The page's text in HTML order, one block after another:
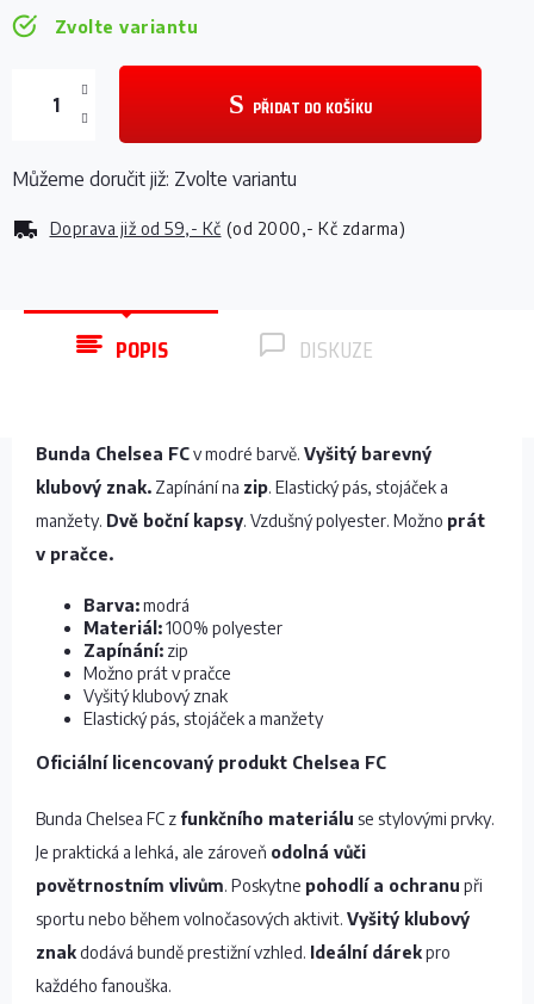
Zvolte variantu
Doprava již od 59,- Kč (od 2000,- Kč zdarma)
PŘIDAT DO KOŠÍKU
Můžeme doručit již: Zvolte variantu
POPIS DISKUZE
Bunda Chelsea FCv modré barvě. Vyšitý barevný
klubový znak. Zapínání na zip. Elastický pás, stojáček a
manžety. Dvě boční kapsy. Vzdušný polyester. Možno prát
v pračce.
Barva:modrá
Materiál:100% polyester
Zapínání: zip
Možno prát v pračce
Vyšitý klubový znak
Elastický pás, stojáček a manžety
Oficiální licencovaný produkt Chelsea FC
Bunda Chelsea FC z funkčního materiálu se stylovými prvky.
Je praktická a lehká, ale zároveň odolná vůči
povětrnostním vlivům. Poskytne pohodlí a ochranu při
sportu nebo během volnočasových aktivit. Vyšitý klubový
znakdodává bundě prestižní vzhled. Ideální dárekpro
každého fanouška.